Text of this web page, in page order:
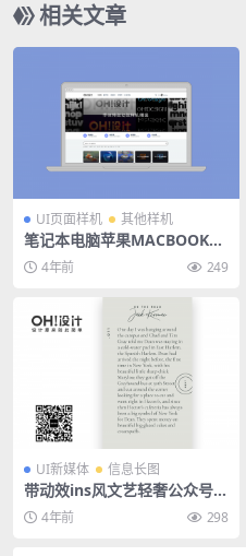
相关文章
UI页面样机 其他样机
笔记本电脑苹果MACBOOK线
形线框UI交互样机PSD模板素
材 4年前 249
UI新媒体 信息长图
带动效ins风文艺轻奢公众号推
文社交媒体版面排版设计模板
素材4年前 298